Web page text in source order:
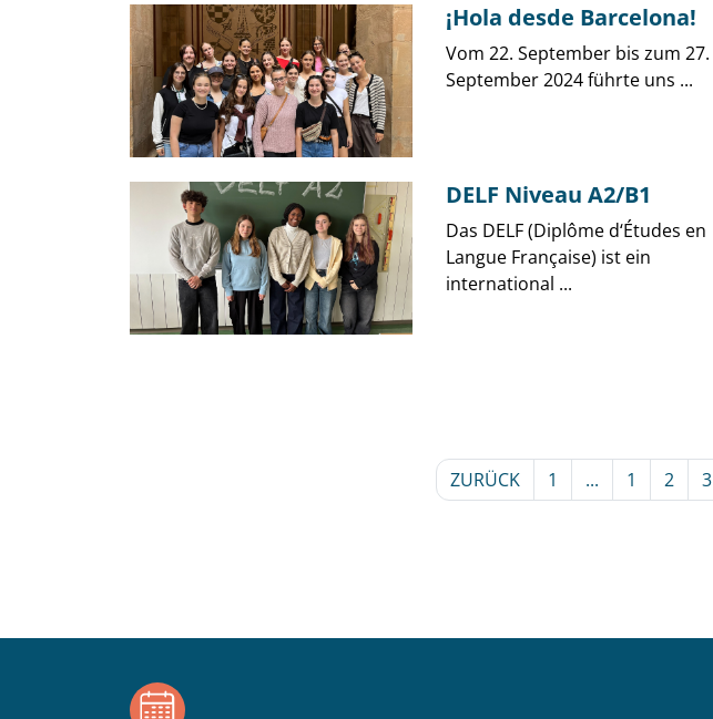
¡Hola desde Barcelona!
Vom 22. September bis zum 27.
September 2024 führte uns ...
DELF Niveau A2/B1
Das DELF (Diplôme d‘Études en
Langue Française) ist ein
international ...
ZURÜCK 1 ... 1 2 3